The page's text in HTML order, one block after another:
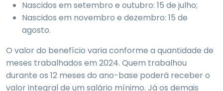
Nascidos em setembro e outubro: 15 de julho;
Nascidos em novembro e dezembro: 15 de
agosto.
O valor do benefício varia conforme a quantidade de
meses trabalhados em 2024. Quem trabalhou
durante os 12 meses do ano-base poderá receber o
valor integral de um salário mínimo. Já os demais